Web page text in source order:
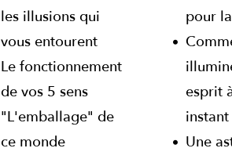
les illusions qui
vous entourent
Le fonctionnement
de vos 5 sens
"L'emballage" de
ce monde
pour
esprit
instant
Une